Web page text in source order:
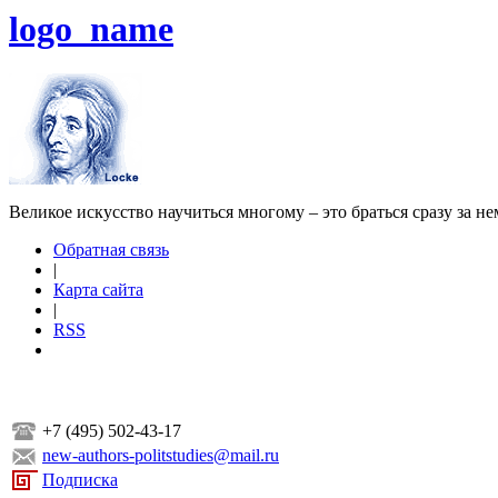
logo_name
Великое искусство научиться многому – это браться сразу за
Обратная связь
|
Карта сайта
|
RSS
+7 (495) 502-43-17
new-authors-politstudies@mail.ru
Подписка